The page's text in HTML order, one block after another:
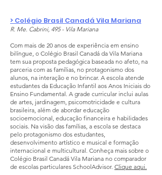
> Colégio Brasil Canadá Vila Mariana
R. Me. Cabrini, 495 - Vila Mariana
Com mais de 20 anos de experiência em ensino
bilíngue, o Colégio Brasil Canadá da Vila Mariana
tem sua proposta pedagógica baseada no afeto, na
parceria com as famílias, no protagonismo dos
alunos, na interação e no brincar. A escola atende
estudantes da Educação Infantil aos Anos Iniciais do
Ensino Fundamental. A grade curricular inclui aulas
de artes, jardinagem, psicomotricidade e cultura
brasileira, além de abordar educação
socioemocional, educação financeira e habilidades
sociais. Na visão das famílias, a escola se destaca
pelo protagonismo dos estudantes,
desenvolvimento artístico e musical e formação
internacional e multicultural. Conheça mais sobre o
Colégio Brasil Canadá Vila Mariana no comparador
de escolas particulares SchoolAdvisor. Clique aqui.